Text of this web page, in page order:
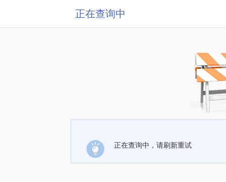
正在查询中
正在查询中，请刷新重试